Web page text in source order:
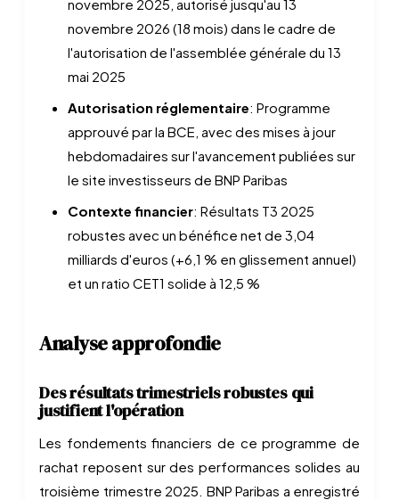
novembre 2025, autorisé jusqu'au 13
novembre 2026 (18 mois) dans le cadre de
l'autorisation de l'assemblée générale du 13
mai 2025
Autorisation réglementaire: Programme
approuvé par la BCE, avec des mises à jour
hebdomadaires sur l'avancement publiées sur
le site investisseurs de BNP Paribas
Contexte financier: Résultats T3 2025
robustes avec un bénéfice net de 3,04
milliards d'euros (+6,1 % en glissement annuel)
et un ratio CET1 solide à 12,5 %
Analyse approfondie
Des résultats trimestriels robustes qui
justifient l'opération
Les fondements financiers de ce programme de
rachat reposent sur des performances solides au
troisième trimestre 2025. BNP Paribas a enregistré